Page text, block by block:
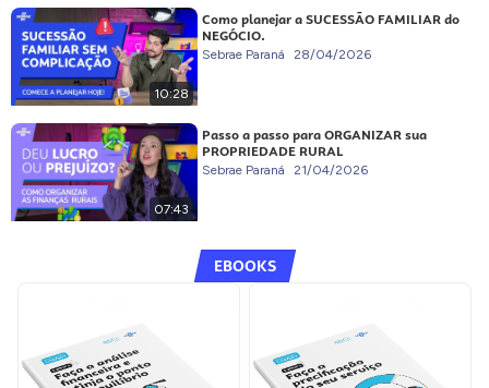
10:28
Como planejar a SUCESSÃO FAMILIAR do
NEGÓCIO.
Sebrae Paraná 28/04/2026
07:43
Passo a passo para ORGANIZAR sua
PROPRIEDADE RURAL
Sebrae Paraná 21/04/2026
EBOOKS